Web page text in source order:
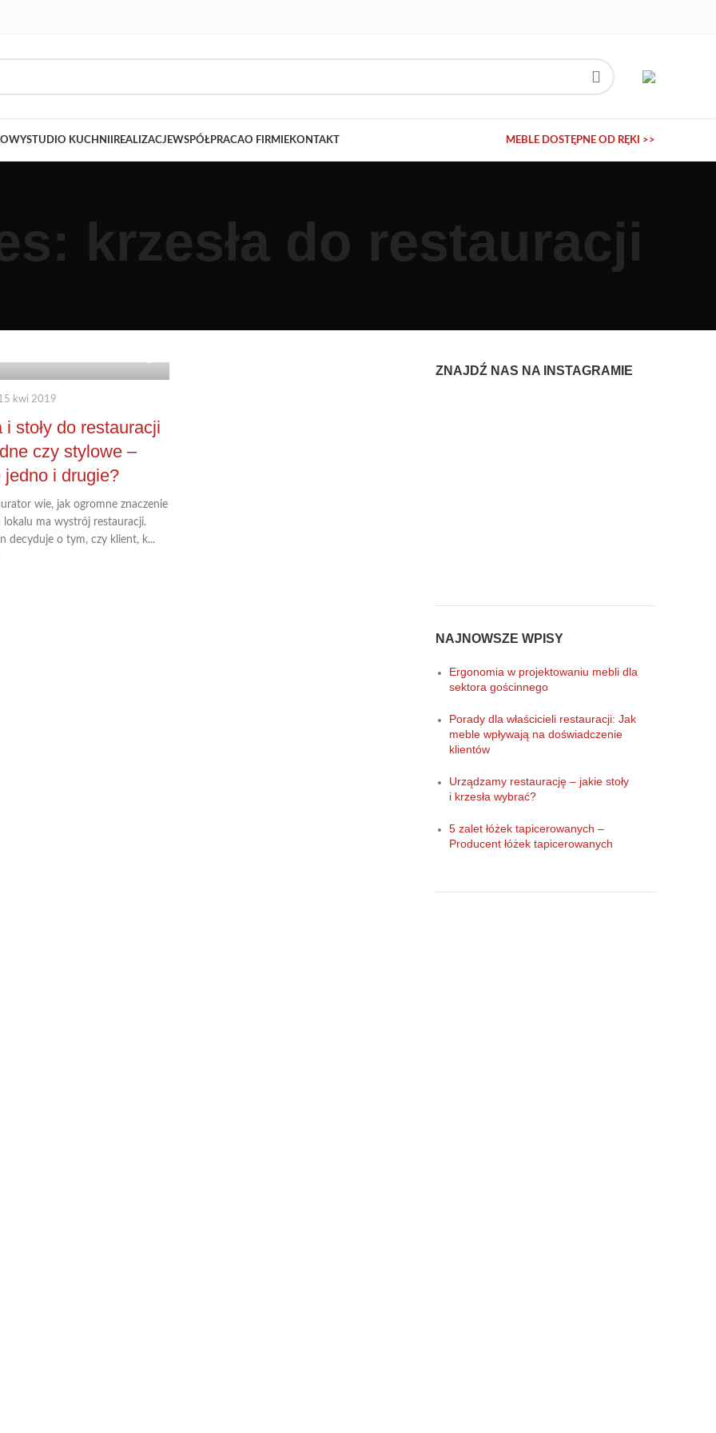
STUDIO KUCHNII REALIZACJEWSPÓŁPRACAO FIRMIEKONTAKT MEBLE DOSTĘPNE OD RĘKI >>
krzesła do restauracji
kwi 2019
i stoły do restauracji
czy stylowe –
jedno i drugie?
wie, jak ogromne znaczenie
lokalu ma wystrój restauracji.
decyduje o tym, czy klient, k...
ZNAJDŹ NAS NA INSTAGRAMIE
NAJNOWSZE WPISY
Ergonomia w projektowaniu mebli dla
sektora gościnnego
Porady dla właścicieli restauracji: Jak
meble wpływają na doświadczenie
klientów
Urządzamy restaurację – jakie stoły
i krzesła wybrać?
5 zalet łóżek tapicerowanych –
Producent łóżek tapicerowanych